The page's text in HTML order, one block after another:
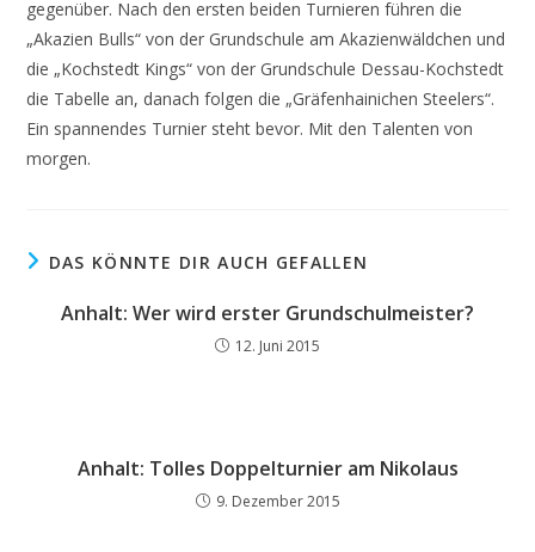
gegenüber. Nach den ersten beiden Turnieren führen die
„Akazien Bulls“ von der Grundschule am Akazienwäldchen und
die „Kochstedt Kings“ von der Grundschule Dessau-Kochstedt
die Tabelle an, danach folgen die „Gräfenhainichen Steelers“.
Ein spannendes Turnier steht bevor. Mit den Talenten von
morgen.
DAS KÖNNTE DIR AUCH GEFALLEN
Anhalt: Wer wird erster Grundschulmeister?
12. Juni 2015
Anhalt: Tolles Doppelturnier am Nikolaus
9. Dezember 2015